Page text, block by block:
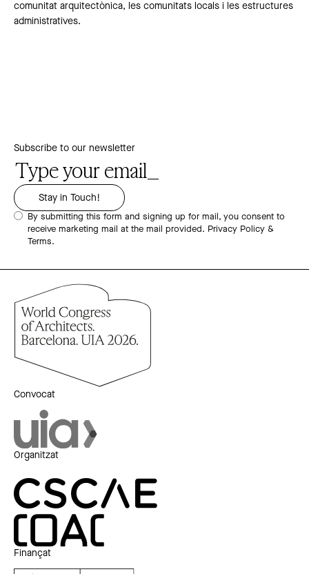
comunitat arquitectònica, les comunitats locals i les estructures
administratives.
Subscribe to our newsletter
By submitting this form and signing up for mail, you consent to
receive marketing mail at the mail provided. Privacy Policy &
Terms.
Convocat
Organitzat
Finançat